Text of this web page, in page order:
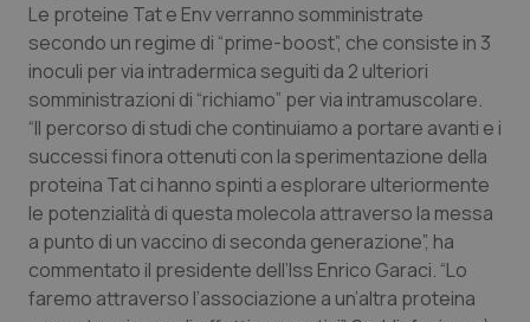
Lazio
Liguria
Lombardia
Marche
Molise
Diabete & glucometri
Disturbi dell’umore
Dolore
Donna & Salute
Epatiti
Le proteine Tat e Env verranno somministrate
secondo un regime di “prime-boost”, che consiste in 3
inoculi per via intradermica seguiti da 2 ulteriori
somministrazioni di “richiamo” per via intramuscolare.
“Il percorso di studi che continuiamo a portare avanti e i
successi finora ottenuti con la sperimentazione della
proteina Tat ci hanno spinti a esplorare ulteriormente
le potenzialità di questa molecola attraverso la messa
a punto di un vaccino di seconda generazione”, ha
commentato il presidente dell’Iss Enrico Garaci. “Lo
faremo attraverso l’associazione a un’altra proteina